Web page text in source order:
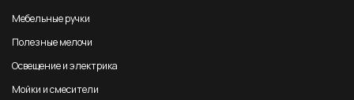
Мебельные ручки
Полезные мелочи
Освещение и электрика
Мойки и смесители